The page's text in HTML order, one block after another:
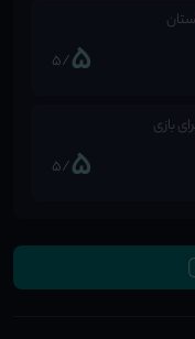
5
/5
بازی
5
/5